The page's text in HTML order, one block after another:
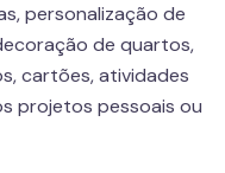
personalização de
de quartos,
cartões, atividades
projetos pessoais ou